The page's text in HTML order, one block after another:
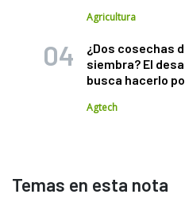
Agricultura
¿Dos cosechas
siembra? El
busca hacerlo
Agtech
Temas en esta nota